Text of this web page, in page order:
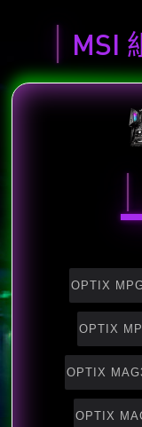
MSI
OPTIX
OPTIX
OPTIX
OPTIX